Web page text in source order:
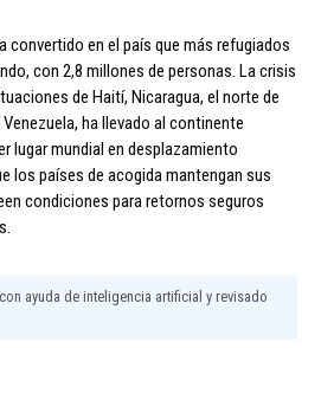
convertido en el país que más refugiados
con 2,8 millones de personas. La crisis
de Haití, Nicaragua, el norte de
ha llevado al continente
lugar mundial en desplazamiento
los países de acogida mantengan sus
condiciones para retornos seguros
ayuda de inteligencia artificial y revisado